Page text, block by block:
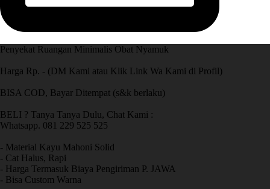
Penyekat Ruangan Minimalis Obat Nyamuk
Harga Rp. - (DM Kami atau Klik Link Wa Kami di Profil)
BISA COD, Bayar Ditempat (s&k berlaku)
BELI ? Tanya Tanya Dulu, Chat Kami :
Whatsapp. 081 229 525 525
- Material Kayu Mahoni Solid
- Cat Halus, Rapi
- Harga Termasuk Biaya Pengiriman P. JAWA
- Bisa Custom Warna